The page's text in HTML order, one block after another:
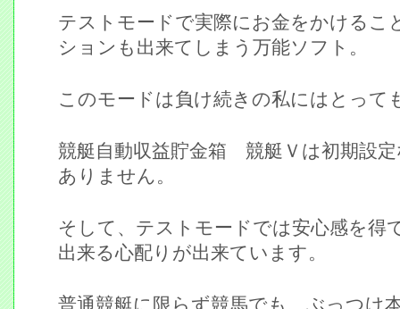
テストモードで実際にお金をかけるこ
ションも出来てしまう万能ソフト。
このモードは負け続きの私にはとって
競艇自動収益貯金箱 競艇Ｖは初期設
ありません。
そして、テストモードでは安心感を得
出来る心配りが出来ています。
普通競艇に限らず競馬でも、ぶっつけ